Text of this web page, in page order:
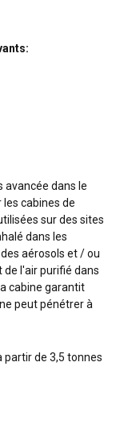
avancée dans le
cabines de
sur des sites
dans les
aérosols et / ou
de l'air purifié dans
cabine garantit
peut pénétrer à
partir de 3,5 tonnes